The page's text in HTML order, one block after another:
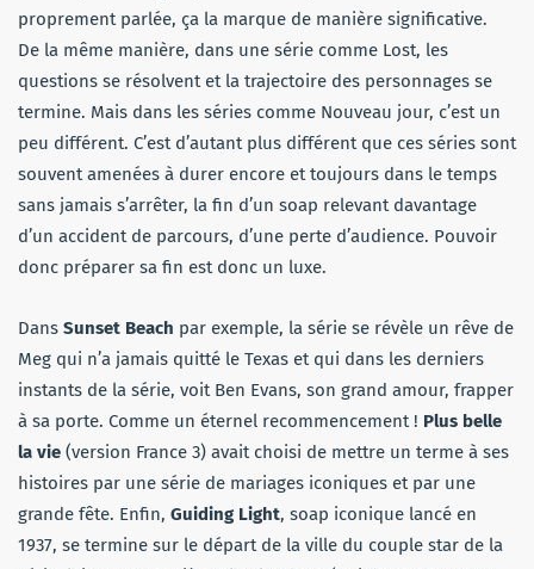
proprement parlée, ça la marque de manière significative.
De la même manière, dans une série comme Lost, les
questions se résolvent et la trajectoire des personnages se
termine. Mais dans les séries comme Nouveau jour, c’est un
peu différent. C’est d’autant plus différent que ces séries sont
souvent amenées à durer encore et toujours dans le temps
sans jamais s’arrêter, la fin d’un soap relevant davantage
d’un accident de parcours, d’une perte d’audience. Pouvoir
donc préparer sa fin est donc un luxe.
Dans Sunset Beach par exemple, la série se révèle un rêve de
Meg qui n’a jamais quitté le Texas et qui dans les derniers
instants de la série, voit Ben Evans, son grand amour, frapper
à sa porte. Comme un éternel recommencement ! Plus belle
la vie (version France 3) avait choisi de mettre un terme à ses
histoires par une série de mariages iconiques et par une
grande fête. Enfin, Guiding Light, soap iconique lancé en
1937, se termine sur le départ de la ville du couple star de la